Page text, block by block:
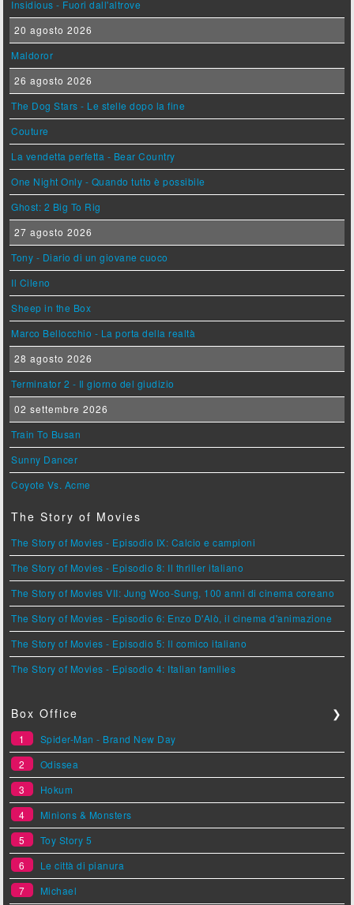
Insidious - Fuori dall'altrove
20 agosto 2026
Maldoror
26 agosto 2026
The Dog Stars - Le stelle dopo la fine
Couture
La vendetta perfetta - Bear Country
One Night Only - Quando tutto è possibile
Ghost: 2 Big To Rig
27 agosto 2026
Tony - Diario di un giovane cuoco
Il Cileno
Sheep in the Box
Marco Bellocchio - La porta della realtà
28 agosto 2026
Terminator 2 - Il giorno del giudizio
02 settembre 2026
Train To Busan
Sunny Dancer
Coyote Vs. Acme
The Story of Movies
The Story of Movies - Episodio IX: Calcio e campioni
The Story of Movies - Episodio 8: Il thriller italiano
The Story of Movies VII: Jung Woo-Sung, 100 anni di cinema coreano
The Story of Movies - Episodio 6: Enzo D'Alò, il cinema d'animazione
The Story of Movies - Episodio 5: Il comico italiano
The Story of Movies - Episodio 4: Italian families
Box Office ❯
1
Spider-Man - Brand New Day
2
Odissea
3
Hokum
4
Minions & Monsters
5
Toy Story 5
6
Le città di pianura
7
Michael